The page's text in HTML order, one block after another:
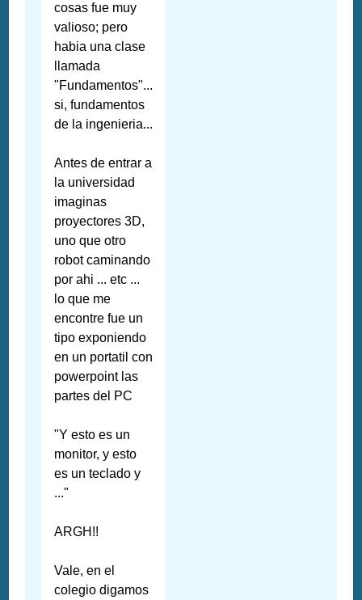
cosas fue muy
valioso; pero
habia una clase
llamada
"Fundamentos"...
si, fundamentos
de la ingenieria...
Antes de entrar a
la universidad
imaginas
proyectores 3D,
uno que otro
robot caminando
por ahi ... etc ...
lo que me
encontre fue un
tipo exponiendo
en un portatil con
powerpoint las
partes del PC
"Y esto es un
monitor, y esto
es un teclado y
..."
ARGH!!
Vale, en el
colegio digamos